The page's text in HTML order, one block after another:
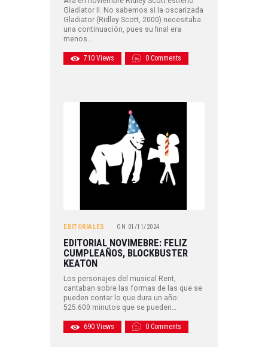
Gladiator II. No sabemos si la oscarizada
Gladiator (Ridley Scott, 2000) necesitaba
una continuación, pues su final era
menos…
710 Views 0 Comments
EDITORIALES ON 01/11/2024
EDITORIAL NOVIMEBRE: FELIZ
CUMPLEAÑOS, BLOCKBUSTER
KEATON
Los personajes del musical Rent,
cantaban sobre las formas de las que se
pueden contar lo que dura un año:
525.600 minutos que se pueden…
690 Views 0 Comments